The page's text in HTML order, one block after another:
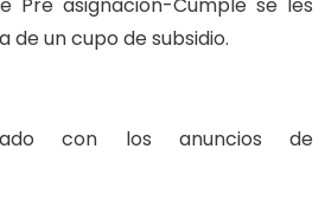
Pre asignación-Cumple se les
un cupo de subsidio.
con los anuncios de